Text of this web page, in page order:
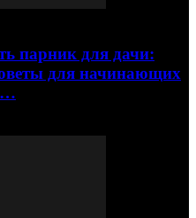
парник для дачи:
для начинающих